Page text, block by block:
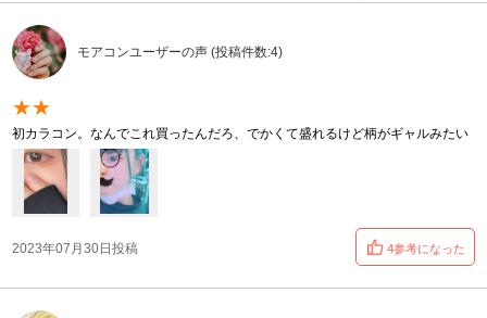
モアコンユーザーの声 (投稿件数:4)
★★
初カラコン。なんでこれ買ったんだろ、でかくて盛れるけど柄がギャルみたい
2023年07月30日投稿 4参考になった